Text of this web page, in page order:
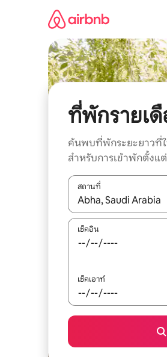
ที่พักรายเดื
ค้นพบที่พักระยะยาวที่
สำหรับการเข้าพักตั้งแต่
สถานที่
ใช้ลูกศรขึ้นลง หรือใช้ก
เช็คอิน
เช็คเอาท์